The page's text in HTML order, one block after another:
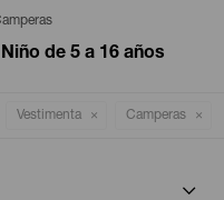
de 5 a 16 años
Vestimenta Camperas